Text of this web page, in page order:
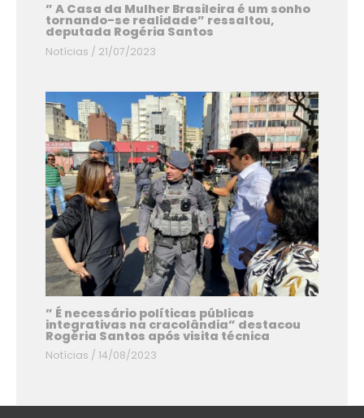
” A Casa da Mulher Brasileira é um sonho
tornando-se realidade” ressaltou,
deputada Rogéria Santos
Notícias / 21/07/2023
” É necessário políticas públicas
integrativas na cracolândia” destacou
Rogéria Santos após visita técnica
Notícias /14/08/2023